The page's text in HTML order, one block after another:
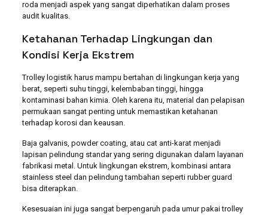
roda menjadi aspek yang sangat diperhatikan dalam proses
audit kualitas.
Ketahanan Terhadap Lingkungan dan
Kondisi Kerja Ekstrem
Trolley logistik harus mampu bertahan di lingkungan kerja yang
berat, seperti suhu tinggi, kelembaban tinggi, hingga
kontaminasi bahan kimia. Oleh karena itu, material dan pelapisan
permukaan sangat penting untuk memastikan ketahanan
terhadap korosi dan keausan.
Baja galvanis, powder coating, atau cat anti-karat menjadi
lapisan pelindung standar yang sering digunakan dalam layanan
fabrikasi metal. Untuk lingkungan ekstrem, kombinasi antara
stainless steel dan pelindung tambahan seperti rubber guard
bisa diterapkan.
Kesesuaian ini juga sangat berpengaruh pada umur pakai trolley